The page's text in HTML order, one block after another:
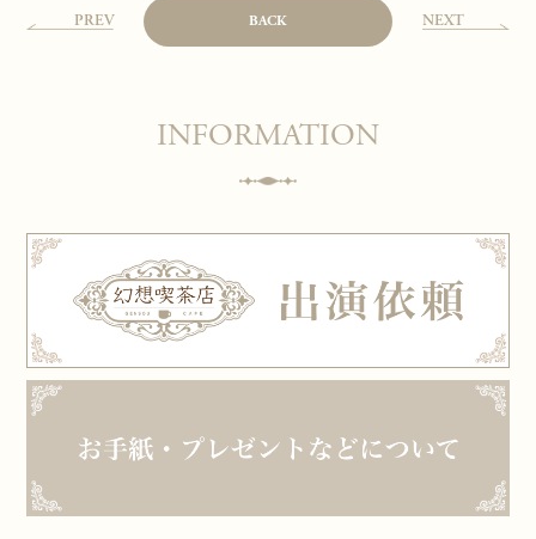
PREV BACK NEXT
INFORMATION